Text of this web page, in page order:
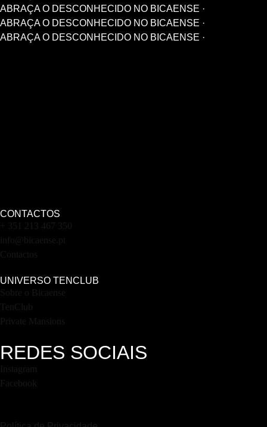
ABRAÇA O DESCONHECIDO NO BICAENSE ·
ABRAÇA O DESCONHECIDO NO BICAENSE ·
ABRAÇA O DESCONHECIDO NO BICAENSE ·
CONTACTOS
+ 351 213 467 350
info@bicaense.pt
Contactos
UNIVERSO TENCLUB
Sobre o Bicaense
TenClub
Private Mansions
REDES SOCIAIS
Instagram
Facebook